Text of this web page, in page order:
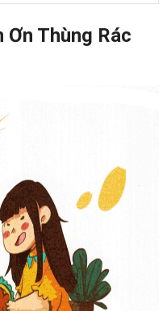
Ơn Thùng Rác